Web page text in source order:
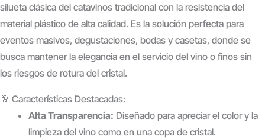
silueta clásica del catavinos tradicional con la resistencia del
material plástico de alta calidad. Es la solución perfecta para
eventos masivos, degustaciones, bodas y casetas, donde se
busca mantener la elegancia en el servicio del vino o finos sin
los riesgos de rotura del cristal.
🥂 Características Destacadas:
Alta Transparencia: Diseñado para apreciar el color y la
limpieza del vino como en una copa de cristal.